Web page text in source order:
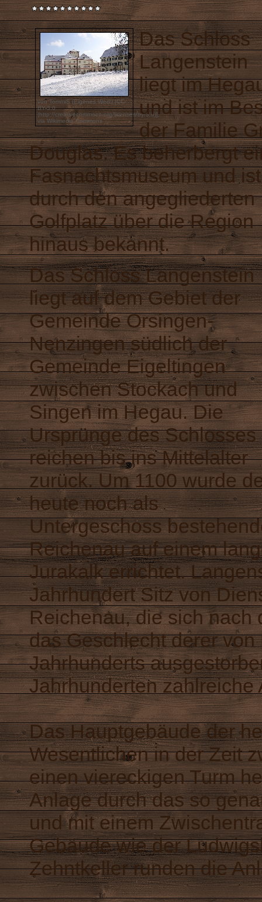
von TommiS (Eigenes Werk) [CC-
BY-3.0
(http://creativecommons.org/licenses/by/3.0)],
via Wikimedia Commons
Das Schloss
Langenstein
liegt im
und ist im
der Familie
Douglas. Es beherbergt
Fasnachtsmuseum und ist
durch den angegliederten
Golfplatz über die Region
hinaus bekannt.
Das Schloss Langenstein
liegt auf dem Gebiet der
Gemeinde Orsingen-
Nenzingen südlich der
Gemeinde Eigeltingen
zwischen Stockach und
Singen im Hegau. Die
Ursprünge des Schlosses
reichen bis ins Mittelalter
zurück. Um 1100 wurde
heute noch als
Untergeschoss
Reichenau auf einem
Jurakalk errichtet.
Jahrhundert Sitz von
Reichenau, die sich nach
das Geschlecht derer
Jahrhunderts
Jahrhunderten
Das Hauptgebäude der
Wesentlichen in der Zeit
einen viereckigen Turm
Anlage durch das so
und mit einem
Gebäude wie der
Zehntkeller runden die